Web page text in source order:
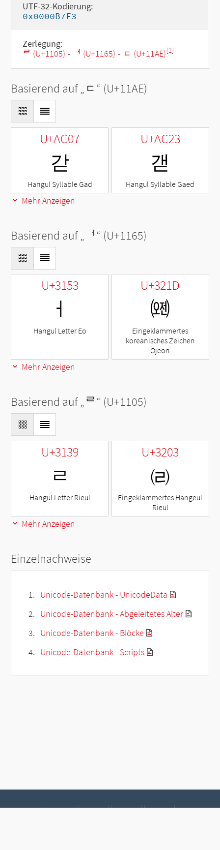
UTF-32-Kodierung:
0x0000B7F3
Zerlegung:
ᄅ (U+1105) - ᅥ (U+1165) - ᆮ (U+11AE)[1]
Basierend auf „ᆮ“ (U+11AE)
U+AC07
갇
Hangul Syllable Gad
U+AC23
갣
Hangul Syllable Gaed
Mehr Anzeigen
Basierend auf „ ᅥ“ (U+1165)
U+3153
ㅓ
Hangul Letter Eo
U+321D
㈝
Eingeklammertes
koreanisches Zeichen
Ojeon
Mehr Anzeigen
Basierend auf „ᄅ“ (U+1105)
U+3139
ㄹ
Hangul Letter Rieul
U+3203
㈃
Eingeklammertes Hangeul
Rieul
Mehr Anzeigen
Einzelnachweise
Unicode-Datenbank - UnicodeData
Unicode-Datenbank - Abgeleitetes Alter
Unicode-Datenbank - Blöcke
Unicode-Datenbank - Scripts